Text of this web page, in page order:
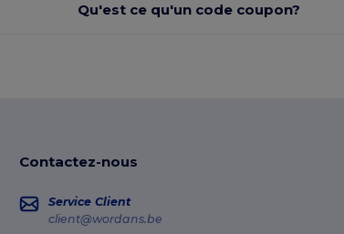
Qu'est ce qu'un code coupon?
Contactez-nous
Service Client
client@wordans.be